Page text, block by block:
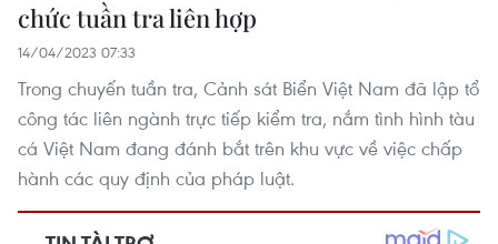
chức tuần tra liên hợp
14/04/2023 07:33
Trong chuyến tuần tra, Cảnh sát Biển Việt Nam đã lập tổ
công tác liên ngành trực tiếp kiểm tra, nắm tình hình tàu
cá Việt Nam đang đánh bắt trên khu vực về việc chấp
hành các quy định của pháp luật.